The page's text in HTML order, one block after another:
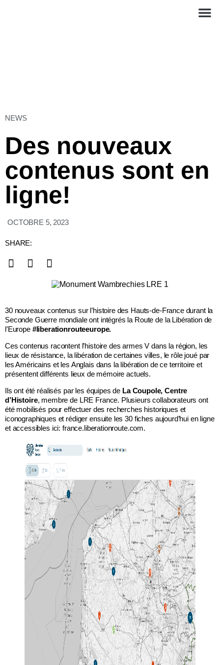
NEWS
Des nouveaux
contenus sont en
ligne!
OCTOBRE 5, 2023
SHARE:
30 nouveaux contenus sur l’histoire des Hauts-de-France durant la
Seconde Guerre mondiale ont intégrés la Route de la Libération de
l’Europe #liberationrouteeurope.
Ces contenus racontent l’histoire des armes V dans la région, les
lieux de résistance, la libération de certaines villes, le rôle joué par
les Américains et les Anglais dans la libération de ce territoire et
présentent différents lieux de mémoire actuels.
Ils ont été réalisés par les équipes de La Coupole, Centre
d’Histoire, membre de LRE France. Plusieurs collaborateurs ont
été mobilisés pour effectuer des recherches historiques et
iconographiques et rédiger ensuite les 30 fiches aujourd’hui en ligne
et accessibles ici: france.liberationroute.com.